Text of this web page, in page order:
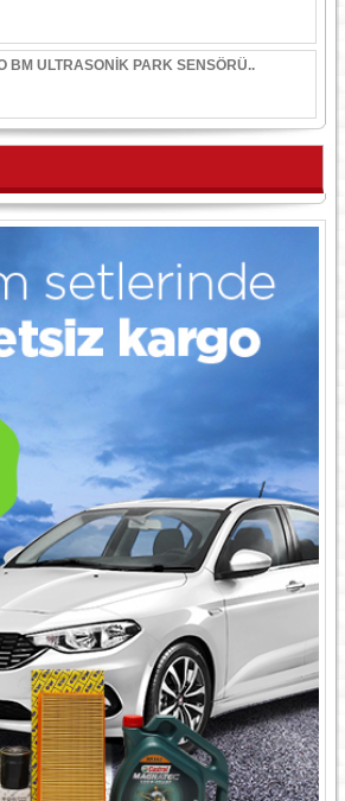
BM ULTRASONİK PARK SENSÖRÜ..